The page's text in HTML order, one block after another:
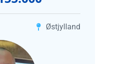
Østjylland